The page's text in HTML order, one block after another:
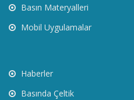
Basın Materyalleri
Mobil Uygulamalar
Haberler
Basında Çeltik